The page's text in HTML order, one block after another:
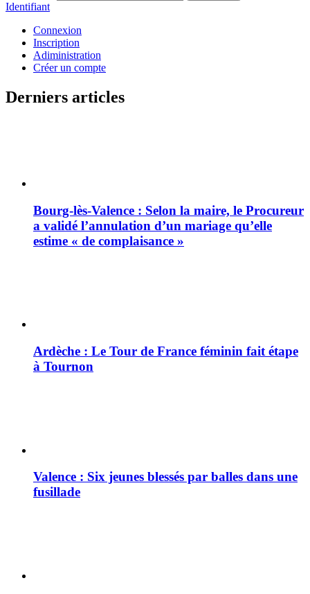
Identifiant
Connexion
Inscription
Adiministration
Créer un compte
Derniers articles
Bourg-lès-Valence : Selon la maire, le Procureur
a validé l’annulation d’un mariage qu’elle
estime « de complaisance »
Ardèche : Le Tour de France féminin fait étape
à Tournon
Valence : Six jeunes blessés par balles dans une
fusillade